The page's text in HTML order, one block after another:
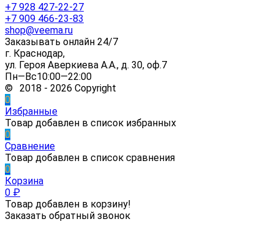
+7 928 427-22-27
+7 909 466-23-83
shop@veema.ru
Заказывать онлайн 24/7
г. Краснодар,
ул. Героя Аверкиева А.А., д. 30, оф.7
Пн—Вс10:00—22:00
© 2018 - 2026 Copyright
0
Избранные
Товар добавлен в список избранных
0
Сравнение
Товар добавлен в список сравнения
0
Корзина
0 ₽
Товар добавлен в корзину!
Заказать обратный звонок